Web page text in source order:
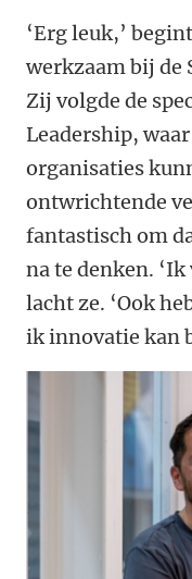
‘Erg leuk,’
werkzaam bij de
Zij volgde de
Leadership,
organisaties
ontwrichtende
fantastisch om
na te denken.
lacht ze. ‘Ook
ik innovatie kan